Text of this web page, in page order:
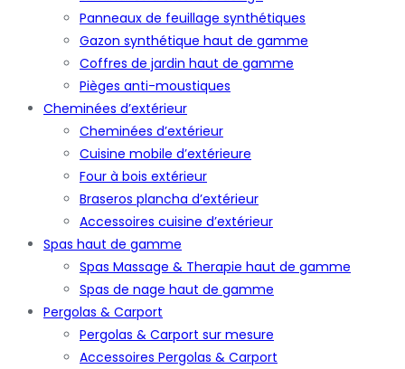
Panneaux de feuillage synthétiques
Gazon synthétique haut de gamme
Coffres de jardin haut de gamme
Pièges anti-moustiques
Cheminées d’extérieur
Cheminées d’extérieur
Cuisine mobile d’extérieure
Four à bois extérieur
Braseros plancha d’extérieur
Accessoires cuisine d’extérieur
Spas haut de gamme
Spas Massage & Therapie haut de gamme
Spas de nage haut de gamme
Pergolas & Carport
Pergolas & Carport sur mesure
Accessoires Pergolas & Carport